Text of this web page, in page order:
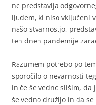
ne predstavlja
ljudem, ki niso vključeni
našo stvarnostjo,
teh dneh pandemije
Razumem potrebo po
sporočilo o nevarnosti
in če še vedno slišim, da
še vedno družijo in da